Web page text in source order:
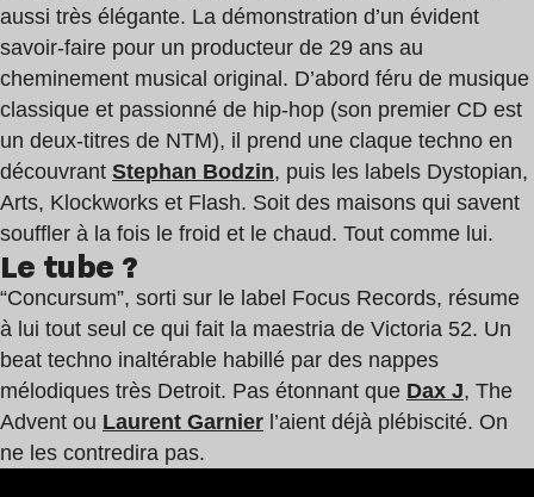
aussi très élégante. La démonstration d’un évident
savoir-faire pour un producteur de 29 ans au
cheminement musical original. D’abord féru de musique
classique et passionné de hip-hop (son premier CD est
un deux-titres de NTM), il prend une claque techno en
découvrant Stephan Bodzin, puis les labels Dystopian,
Arts, Klockworks et Flash. Soit des maisons qui savent
souffler à la fois le froid et le chaud. Tout comme lui.
Le tube ?
“Concursum”, sorti sur le label Focus Records, résume
à lui tout seul ce qui fait la maestria de Victoria 52. Un
beat techno inaltérable habillé par des nappes
mélodiques très Detroit. Pas étonnant que Dax J, The
Advent ou Laurent Garnier l’aient déjà plébiscité. On
ne les contredira pas.